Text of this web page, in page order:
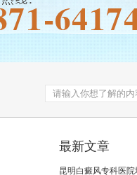
最新文章
昆明白癜风专科医